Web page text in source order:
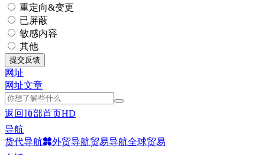
重定向&变更
已屏蔽
敏感内容
其他
提交反馈
网址
网址文章
返回顶部首页HD
导航
货代导航
外贸导航贸易导航全球贸易